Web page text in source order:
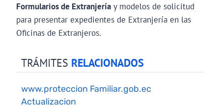
Formularios de Extranjeríay modelos de solicitud
para presentar expedientes de Extranjería en las
Oficinas de Extranjeros.
TRÁMITES RELACIONADOS
www.proteccion Familiar.gob.ec
Actualizacion